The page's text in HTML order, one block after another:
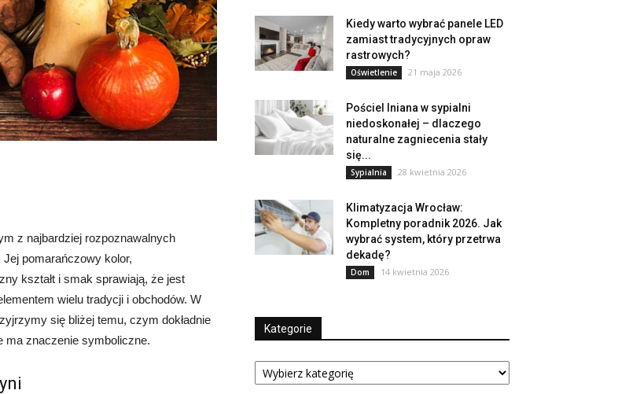
z najbardziej rozpoznawalnych
pomarańczowy kolor,
kształt i smak sprawiają, że jest
wielu tradycji i obchodów. W
się bliżej temu, czym dokładnie
ma znaczenie symboliczne.
Kiedy warto wybrać panele LED
zamiast tradycyjnych opraw
rastrowych?
Oświetlenie 21 maja 2026
Pościel lniana w sypialni
niedoskonałej – dlaczego
naturalne zagniecenia stały
się...
Sypialnia 28 kwietnia 2026
Klimatyzacja Wrocław:
Kompletny poradnik 2026. Jak
wybrać system, który przetrwa
dekadę?
Dom 14 kwietnia 2026
Kategorie
Kategorie